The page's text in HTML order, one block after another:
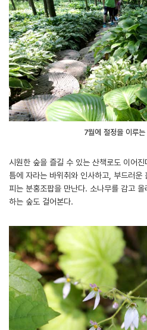
7월에 절정을 이루
시원한 숲을 즐길 수 있는 산책로도 이어
틈에 자라는 바위취와 인사하고, 부드러운
피는 분홍조팝을 만난다. 소나무를 감고 올
하는 숲도 걸어본다.